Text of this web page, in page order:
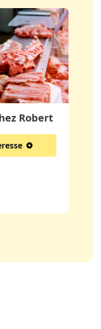
Robert